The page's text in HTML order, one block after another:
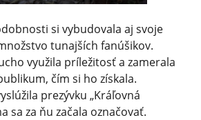
si vybudovala aj svoje
tunajších fanúšikov.
využila príležitosť a zamerala
čím si ho získala.
prezývku „Kráľovná
sa za ňu začala označovať.